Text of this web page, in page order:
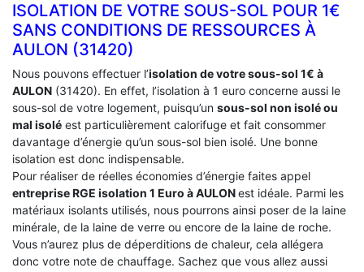
ISOLATION DE VOTRE SOUS-SOL POUR 1€
SANS CONDITIONS DE RESSOURCES À
‎AULON (31420)
Nous pouvons effectuer l’isolation de votre sous-sol 1€ à
AULON (31420). En effet, l’isolation à 1 euro concerne aussi le
sous-sol de votre logement, puisqu’un sous-sol non isolé ou
mal isolé est particulièrement calorifuge et fait consommer
davantage d’énergie qu’un sous-sol bien isolé. Une bonne
isolation est donc indispensable.
Pour réaliser de réelles économies d’énergie faites appel
entreprise RGE isolation 1 Euro à AULONest idéale. Parmi les
matériaux isolants utilisés, nous pourrons ainsi poser de la laine
minérale, de la laine de verre ou encore de la laine de roche.
Vous n’aurez plus de déperditions de chaleur, cela allégera
donc votre note de chauffage. Sachez que vous allez aussi